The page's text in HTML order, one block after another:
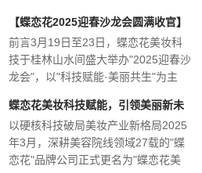
【蝶恋花2025迎春沙龙会圆满收官】
科技赋能美业，山水共启动财年
前言3月19日至23日，蝶恋花美妆科
技于桂林山水间盛大举办"2025迎春沙
龙会"，以"科技赋能·美丽共生"为主
蝶恋花美妆科技赋能，引领美丽新未
来
以硬核科技破局美妆产业新格局2025
年3月，深耕美容院线领域27载的"蝶
恋花"品牌公司正式更名为"蝶恋花美